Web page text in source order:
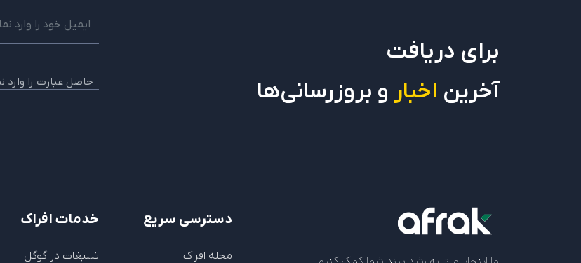
برای دریافت
آخرین اخبار و بروزرسانی‌ها
دسترسی سریع
مجله افراک
خدمات افراک
تبلیغات در گوگل